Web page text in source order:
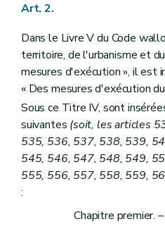
Art. 2.
Dans le Livre V du Code
territoire, de l'urbanisme et
mesures d'exécution », il est
« Des mesures d'exécution
Sous ce Titre IV, sont
suivantes (soit, les articles
535, 536, 537, 538, 539,
545, 546, 547, 548, 549,
555, 556, 557, 558, 559,
:
Chapitre premier. –